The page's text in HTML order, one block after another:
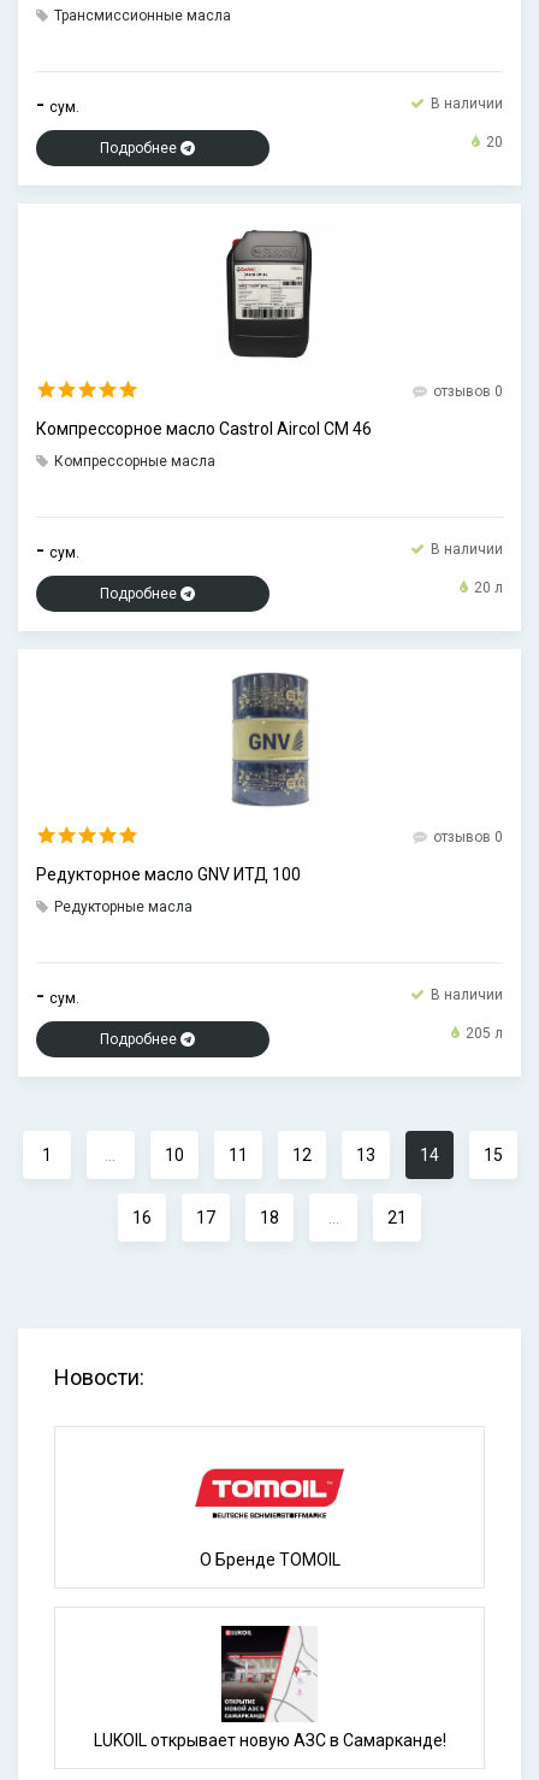
Трансмиссионные масла
- сум. В наличии
Подробнее 20
отзывов 0
Компрессорное масло Castrol Aircol CM 46
Компрессорные масла
- сум. В наличии
Подробнее 20 л
отзывов 0
Редукторное масло GNV ИТД 100
Редукторные масла
- сум. В наличии
Подробнее 205 л
1 10 11 12 13 14 15
16 17 18 21
Новости:
О Бренде TOMOIL
LUKOIL открывает новую АЗС в Самарканде!